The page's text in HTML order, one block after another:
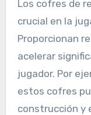
Los cofres de
crucial en la
Proporcionan
acelerar
jugador. Por
estos cofres
construcción y